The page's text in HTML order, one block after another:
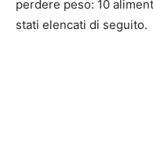
perdere peso: 10
stati elencati di seguito.